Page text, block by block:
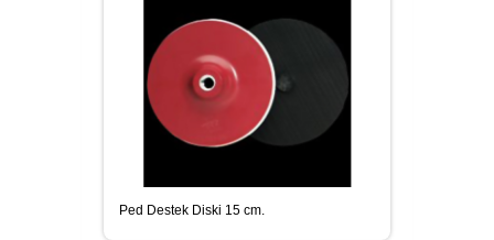
Ped Destek Diski 15 cm.